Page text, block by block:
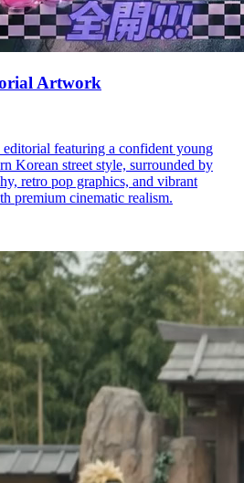
Artwork
featuring a confident young
Korean street style, surrounded by
retro pop graphics, and vibrant
premium cinematic realism.